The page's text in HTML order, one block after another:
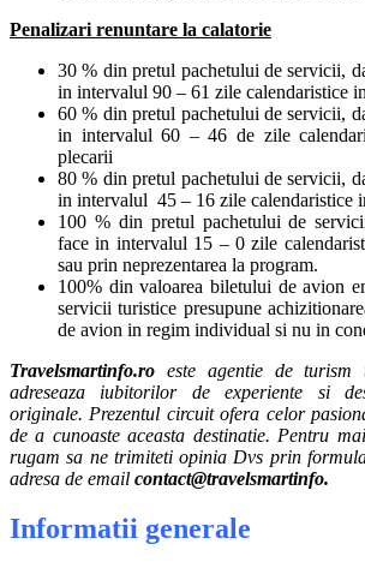
Penalizari renuntare la calatorie
30 % din pretul pachetului de servicii,
in intervalul 90 – 61 zile calendaristice
60 % din pretul pachetului de servicii,
in intervalul 60 – 46 de zile
plecarii
80 % din pretul pachetului de servicii,
in intervalul 45 – 16 zile calendaristice
100 % din pretul pachetului de
face in intervalul 15 – 0 zile
sau prin neprezentarea la program.
100% din valoarea biletului de avion
servicii turistice presupune
de avion in regim individual si nu in
Travelsmartinfo.ro este agentie de turism
adreseaza iubitorilor de experiente si
originale. Prezentul circuit ofera celor
de a cunoaste aceasta destinatie. Pentru
rugam sa ne trimiteti opinia Dvs prin
adresa de email contact@travelsmartinfo.
Informatii generale